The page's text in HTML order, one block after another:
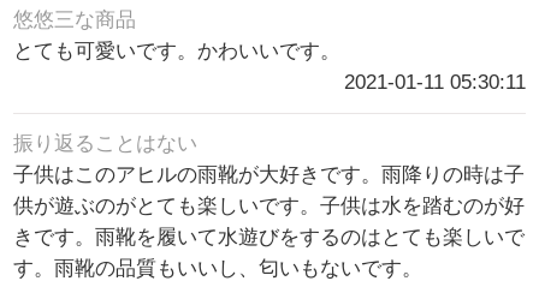
悠悠三な商品
とても可愛いです。かわいいです。
2021-01-11 05:30:11
振り返ることはない
子供はこのアヒルの雨靴が大好きです。雨降りの時は子
供が遊ぶのがとても楽しいです。子供は水を踏むのが好
きです。雨靴を履いて水遊びをするのはとても楽しいで
す。雨靴の品質もいいし、匂いもないです。